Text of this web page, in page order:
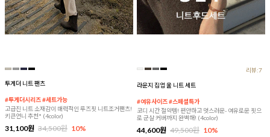
투게더 니트 팬츠
#투게더시리즈 #세트가능
고급진 니트 소재감이 매력적인 루즈핏 니트조거팬츠!
키큰언니 추천* (4color)
31,100원 34,500원 10%
리뷰:7
라운지 집업 울 니트 세트
#여유사이즈 #스페셜특가
코디 시간 절약템! 편안하고 멋스러운- 여유로운 핏으
로 군살 커버까지 완벽해! (4color)
44,600원 49,500원 10%